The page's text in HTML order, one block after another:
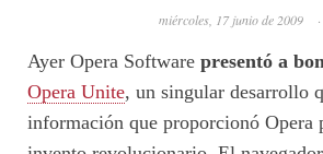
miércoles, 17 junio de 2009 ·
Ayer Opera Software presentó a
Opera Unite, un singular desarrollo
información que proporcionó Opera